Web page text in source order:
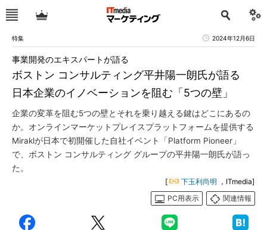
特集 2024年12月6日
ボストン コンサルティング平井陽一朗氏が語る
日本企業のイノベーションを阻む「5つの壁」
事業開発のエキスパートが語る
企業の変革を阻む5つの壁とそれを乗り越える鍵はどこにあるの
か。オンラインマーケットプレイスプラットフォームを提供する
Miraklが日本で初開催した自社イベント「Platform Pioneer」
で、ボストン コンサルティング グループの平井陽一朗氏が語っ
た。
[ 下玉利尚明 ，ITmedia]
PC用表示
関連情報